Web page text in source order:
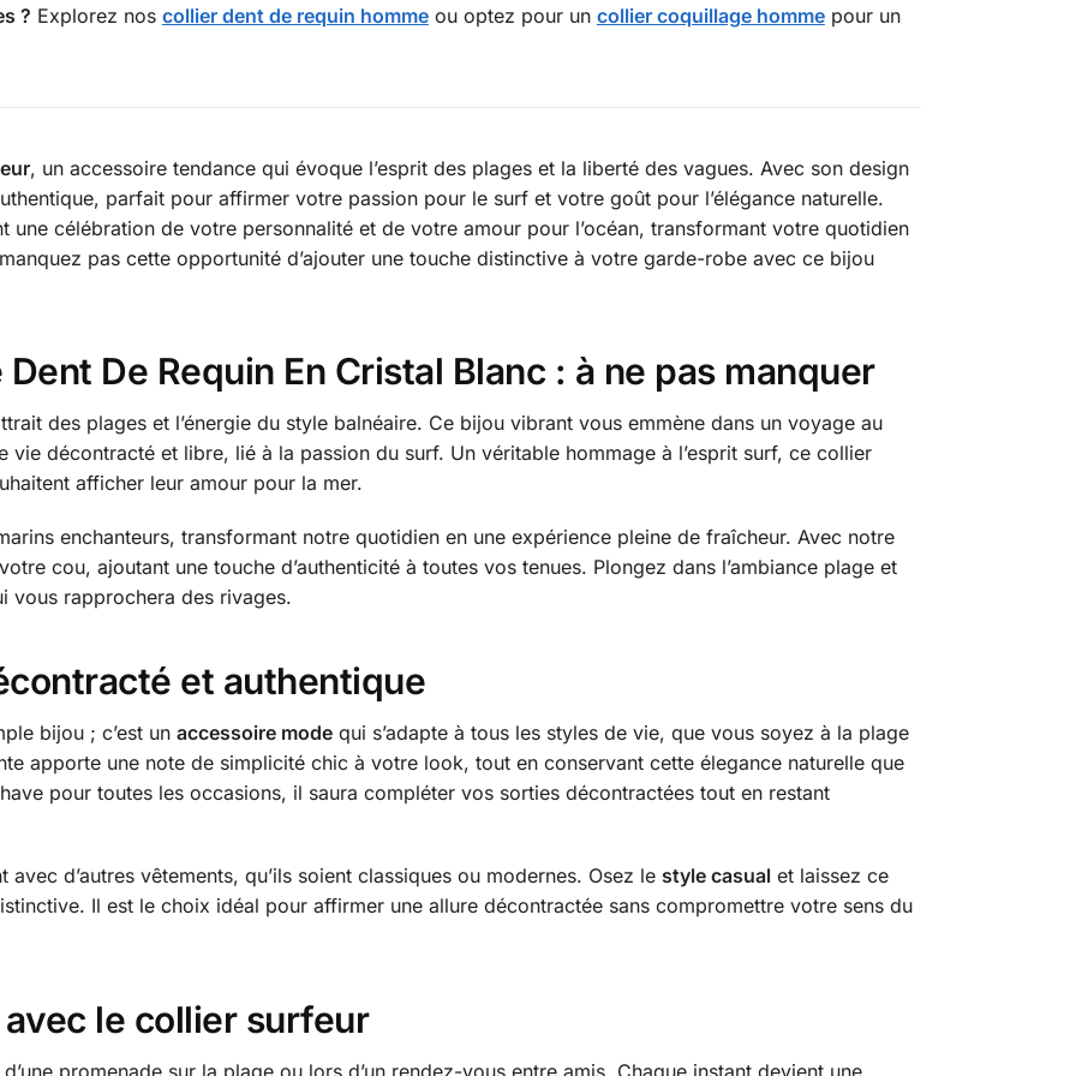
? Explorez nos collier dent de requin hommeou optez pour un collier coquillage hommepour un
, un accessoire tendance qui évoque l’esprit des plages et la liberté des vagues. Avec son design
parfait pour affirmer votre passion pour le surf et votre goût pour l’élégance naturelle.
une célébration de votre personnalité et de votre amour pour l’océan, transformant votre quotidien
pas cette opportunité d’ajouter une touche distinctive à votre garde-robe avec ce bijou
De Requin En Cristal Blanc : à ne pas manquer
des plages et l’énergie du style balnéaire. Ce bijou vibrant vous emmène dans un voyage au
décontracté et libre, lié à la passion du surf. Un véritable hommage à l’esprit surf, ce collier
afficher leur amour pour la mer.
enchanteurs, transformant notre quotidien en une expérience pleine de fraîcheur. Avec notre
cou, ajoutant une touche d’authenticité à toutes vos tenues. Plongez dans l’ambiance plage et
vous rapprochera des rivages.
et authentique
bijou ; c’est un accessoire modequi s’adapte à tous les styles de vie, que vous soyez à la plage
apporte une note de simplicité chic à votre look, tout en conservant cette élegance naturelle que
pour toutes les occasions, il saura compléter vos sorties décontractées tout en restant
d’autres vêtements, qu’ils soient classiques ou modernes. Osez le style casualet laissez ce
Il est le choix idéal pour affirmer une allure décontractée sans compromettre votre sens du
le collier surfeur
promenade sur la plage ou lors d’un rendez-vous entre amis. Chaque instant devient une